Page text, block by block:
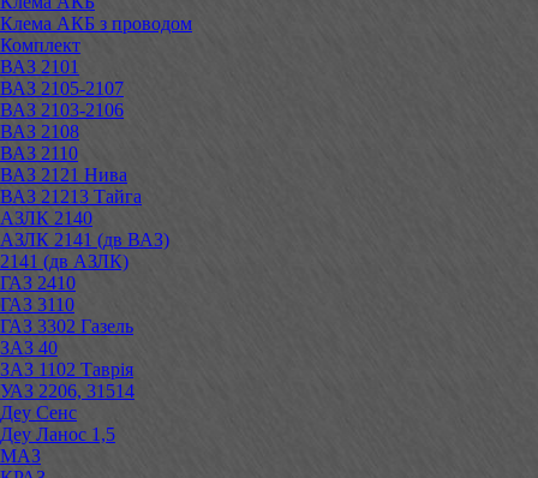
Клема АКБ з проводом
Комплект
ВАЗ 2101
ВАЗ 2105-2107
ВАЗ 2103-2106
ВАЗ 2108
ВАЗ 2110
ВАЗ 2121 Нива
ВАЗ 21213 Тайга
АЗЛК 2140
АЗЛК 2141 (дв ВАЗ)
2141 (дв АЗЛК)
ГАЗ 2410
ГАЗ 3110
ГАЗ 3302 Газель
ЗАЗ 40
ЗАЗ 1102 Таврія
УАЗ 2206, 31514
Деу Сенс
Деу Ланос 1,5
МАЗ